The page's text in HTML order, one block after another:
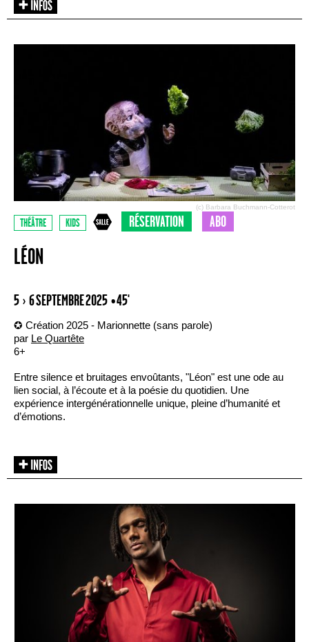
(c) Barbara Buchmann-Cotterot
THÉÂTRE KIDS RÉSERVATION ABO
LÉON
5 › 6 SEPTEMBRE 2025 • 45'
✪ Création 2025 - Marionnette (sans parole)
par Le Quartête
6+
Entre silence et bruitages envoûtants, "Léon" est une ode au
lien social, à l’écoute et à la poésie du quotidien. Une
expérience intergénérationnelle unique, pleine d’humanité et
d’émotions.